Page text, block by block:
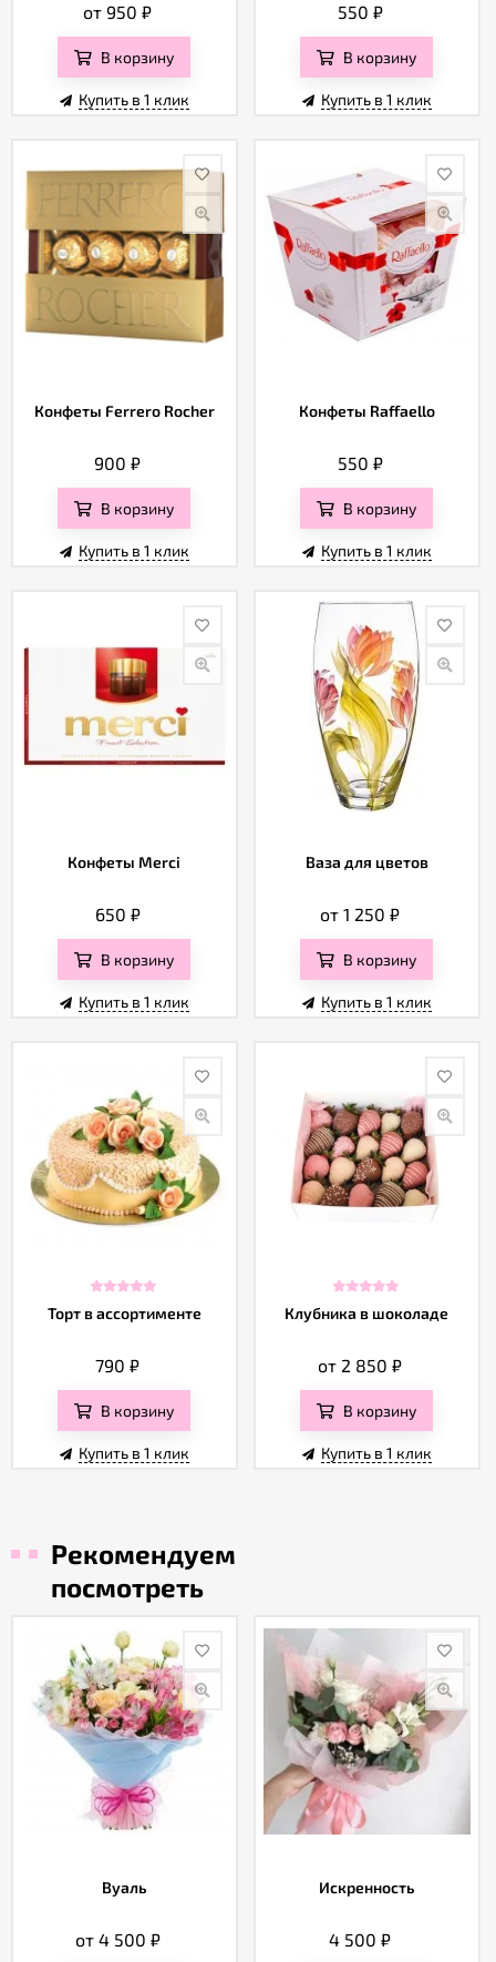
от 950₽
В корзину
Купить в 1 клик
550 ₽
В корзину
Купить в 1 клик
Конфеты Ferrero Rocher
900₽
В корзину
Купить в 1 клик
Конфеты Raffaello
550 ₽
В корзину
Купить в 1 клик
Конфеты Merci
650 ₽
В корзину
Купить в 1 клик
Ваза для цветов
от 1 250₽
В корзину
Купить в 1 клик
Торт в ассортименте
790₽
В корзину
Купить в 1 клик
Клубника в шоколаде
от 2 850₽
В корзину
Купить в 1 клик
Рекомендуем
посмотреть
Вуаль
от 4 500 ₽
Искренность
4 500₽